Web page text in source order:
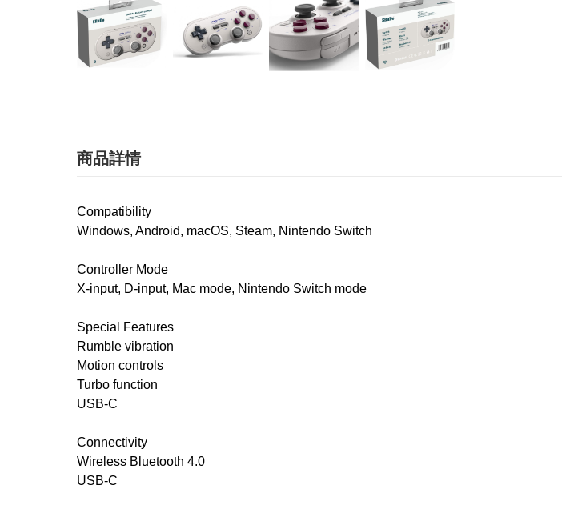
商品詳情
Compatibility
Windows, Android, macOS, Steam, Nintendo Switch
Controller Mode
X-input, D-input, Mac mode, Nintendo Switch mode
Special Features
Rumble vibration
Motion controls
Turbo function
USB-C
Connectivity
Wireless Bluetooth 4.0
USB-C